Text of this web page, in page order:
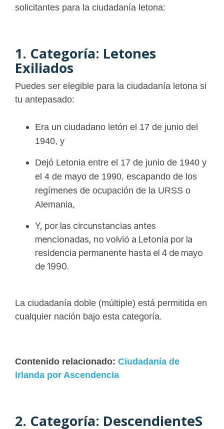
solicitantes para la ciudadanía letona:
1. Categoría: Letones
Exiliados
Puedes ser elegible para la ciudadanía letona si
tu antepasado:
Era un ciudadano letón el 17 de junio del
1940, y
Dejó Letonia entre el 17 de junio de 1940 y
el 4 de mayo de 1990, escapando de los
regímenes de ocupación de la URSS o
Alemania,
Y, por las circunstancias antes
mencionadas, no volvió a Letonia por la
residencia permanente hasta el 4 de mayo
de 1990.
La ciudadanía doble (múltiple) está permitida en
cualquier nación bajo esta categoría.
Contenido relacionado: Ciudadanía de
Irlanda por Ascendencia
2. Categoría: DescendienteS